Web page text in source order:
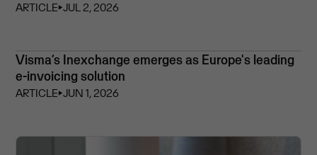
ARTICLE⏵JUL 2, 2026
Visma’s Inexchange emerges as Europe's leading
e-invoicing solution
ARTICLE⏵JUN 1, 2026